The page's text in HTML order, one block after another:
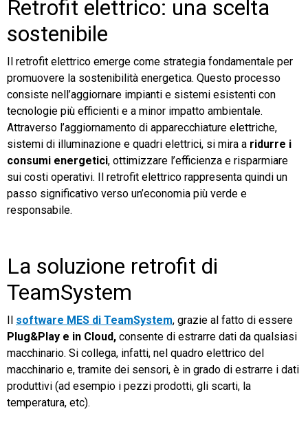
Retrofit elettrico: una scelta
sostenibile
Il retrofit elettrico emerge come strategia fondamentale per
promuovere la sostenibilità energetica. Questo processo
consiste nell’aggiornare impianti e sistemi esistenti con
tecnologie più efficienti e a minor impatto ambientale.
Attraverso l’aggiornamento di apparecchiature elettriche,
sistemi di illuminazione e quadri elettrici, si mira a ridurre i
consumi energetici, ottimizzare l’efficienza e risparmiare
sui costi operativi. Il retrofit elettrico rappresenta quindi un
passo significativo verso un’economia più verde e
responsabile.
La soluzione retrofit di
TeamSystem
software MES di TeamSystem, grazie al fatto di essere
Plug&Play e in Cloud, consente di estrarre dati da qualsiasi
macchinario. Si collega, infatti, nel quadro elettrico del
macchinario e, tramite dei sensori, è in grado di estrarre i dati
produttivi (ad esempio i pezzi prodotti, gli scarti, la
temperatura, etc).